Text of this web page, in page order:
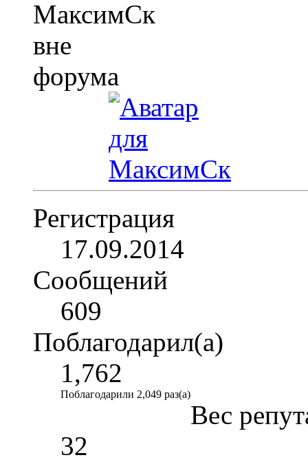
Регистрация
17.09.2014
Сообщений
609
Поблагодарил(а)
1,762
Поблагодарили 2,049 раз(а)
Вес
32